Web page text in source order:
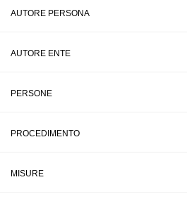
AUTORE PERSONA
AUTORE ENTE
PERSONE
PROCEDIMENTO
MISURE